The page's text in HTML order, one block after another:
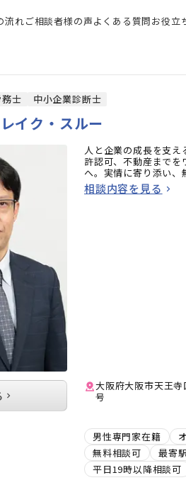
流れご相談者様の声よくある質問お役立
果
士 中小企業診断士
イク・スルー
人と企業の成長を支え
許認可、不動産まで
へ。実情に寄り添い、
相談内容を見る
大阪府大阪市天王
号
男性専門家在籍
無料相談可
最寄
平日19時以降相談可